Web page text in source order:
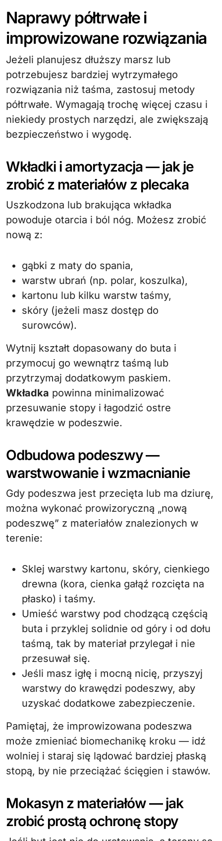
Naprawy półtrwałe i
improwizowane rozwiązania
Jeżeli planujesz dłuższy marsz lub
potrzebujesz bardziej wytrzymałego
rozwiązania niż taśma, zastosuj metody
półtrwałe. Wymagają trochę więcej czasu i
niekiedy prostych narzędzi, ale zwiększają
bezpieczeństwo i wygodę.
Wkładki i amortyzacja — jak je
zrobić z materiałów z plecaka
Uszkodzona lub brakująca wkładka
powoduje otarcia i ból nóg. Możesz zrobić
nową z:
gąbki z maty do spania,
warstw ubrań (np. polar, koszulka),
kartonu lub kilku warstw taśmy,
skóry (jeżeli masz dostęp do
surowców).
Wytnij kształt dopasowany do buta i
przymocuj go wewnątrz taśmą lub
przytrzymaj dodatkowym paskiem.
Wkładka powinna minimalizować
przesuwanie stopy i łagodzić ostre
krawędzie w podeszwie.
Odbudowa podeszwy —
warstwowanie i wzmacnianie
Gdy podeszwa jest przecięta lub ma dziurę,
można wykonać prowizoryczną „nową
podeszwę” z materiałów znalezionych w
terenie:
Sklej warstwy kartonu, skóry, cienkiego
drewna (kora, cienka gałąź rozcięta na
płasko) i taśmy.
Umieść warstwy pod chodzącą częścią
buta i przyklej solidnie od góry i od dołu
taśmą, tak by materiał przylegał i nie
przesuwał się.
Jeśli masz igłę i mocną nicię, przyszyj
warstwy do krawędzi podeszwy, aby
uzyskać dodatkowe zabezpieczenie.
Pamiętaj, że improwizowana podeszwa
może zmieniać biomechanikę kroku — idź
wolniej i staraj się lądować bardziej płaską
stopą, by nie przeciążać ścięgien i stawów.
Mokasyn z materiałów — jak
zrobić prostą ochronę stopy